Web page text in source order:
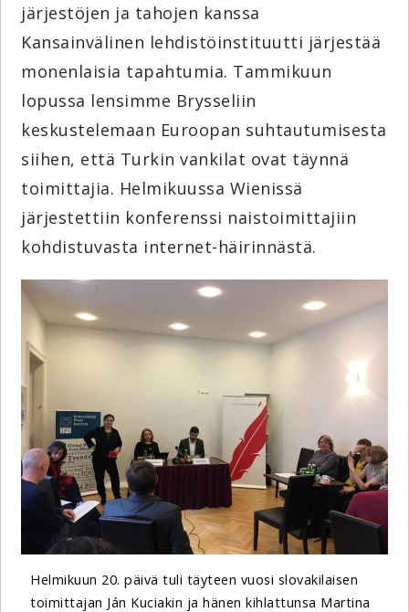
järjestöjen ja tahojen kanssa
Kansainvälinen lehdistöinstituutti järjestää
monenlaisia tapahtumia. Tammikuun
lopussa lensimme Brysseliin
keskustelemaan Euroopan suhtautumisesta
siihen, että Turkin vankilat ovat täynnä
toimittajia. Helmikuussa Wienissä
järjestettiin konferenssi naistoimittajiin
kohdistuvasta internet-häirinnästä.
Helmikuun 20. päivä tuli täyteen vuosi slovakilaisen
toimittajan Ján Kuciakin ja hänen kihlattunsa Martina